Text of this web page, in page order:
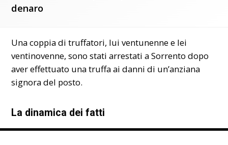
denaro
Una coppia di truffatori, lui ventunenne e lei
ventinovenne, sono stati arrestati a Sorrento dopo
aver effettuato una truffa ai danni di un’anziana
signora del posto.
La dinamica dei fatti